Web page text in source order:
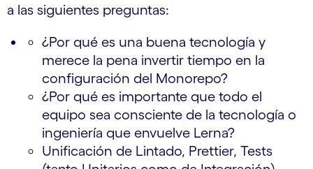
a las​ siguientes preguntas:
¿Por qué es una buena tecnología y
merece la pena invertir tiempo en la
configuración del Monorepo?
¿Por qué es importante que todo el
equipo sea consciente de la tecnología o
ingeniería que envuelve Lerna?
Unificación de Lintado, Prettier, Tests